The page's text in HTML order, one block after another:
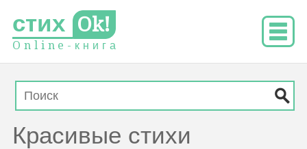
стих Ok!
O n l i n e - к н и г а
Красивые стихи